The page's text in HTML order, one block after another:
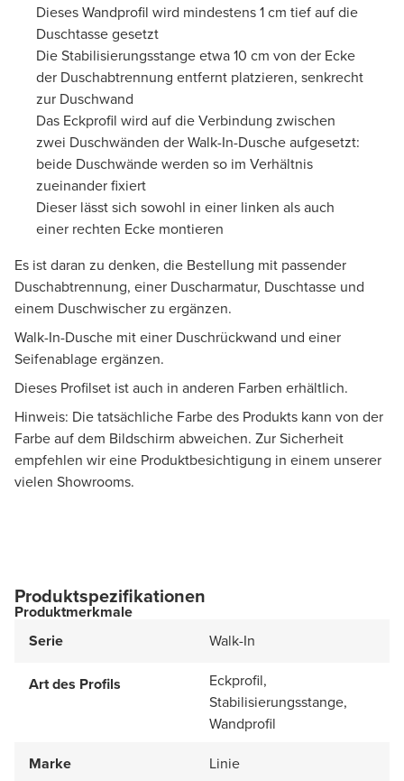
Dieses Wandprofil wird mindestens 1 cm tief auf die
Duschtasse gesetzt
Die Stabilisierungsstange etwa 10 cm von der Ecke
der Duschabtrennung entfernt platzieren, senkrecht
zur Duschwand
Das Eckprofil wird auf die Verbindung zwischen
zwei Duschwänden der Walk-In-Dusche aufgesetzt:
beide Duschwände werden so im Verhältnis
zueinander fixiert
Dieser lässt sich sowohl in einer linken als auch
einer rechten Ecke montieren
Es ist daran zu denken, die Bestellung mit passender
Duschabtrennung, einer Duscharmatur, Duschtasse und
einem Duschwischer zu ergänzen.
Walk-In-Dusche mit einer Duschrückwand und einer
Seifenablage ergänzen.
Dieses Profilset ist auch in anderen Farben erhältlich.
Hinweis: Die tatsächliche Farbe des Produkts kann von der
Farbe auf dem Bildschirm abweichen. Zur Sicherheit
empfehlen wir eine Produktbesichtigung in einem unserer
vielen Showrooms.
Produktspezifikationen
Produktmerkmale
Serie
Walk-In
Art des Profils
Eckprofil,
Stabilisierungsstange,
Wandprofil
Marke
Linie